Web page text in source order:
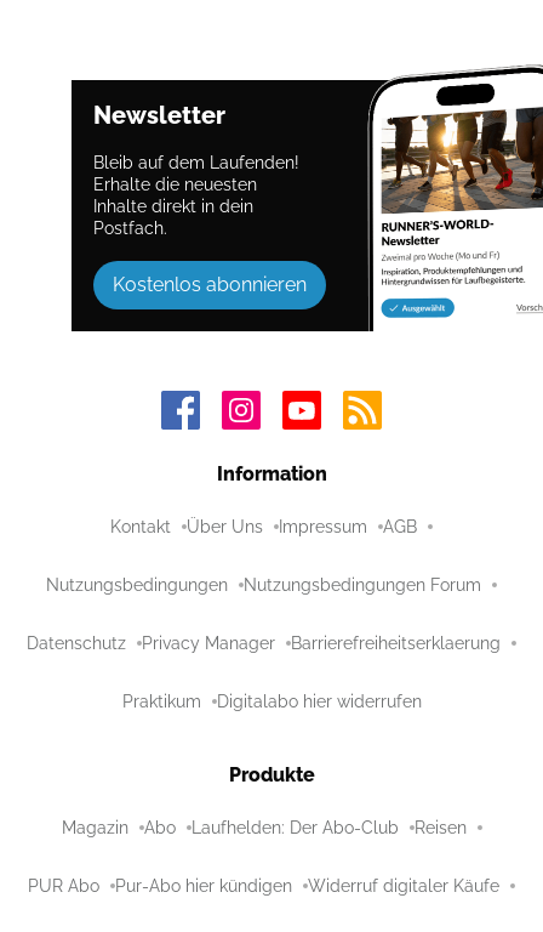
Newsletter
Bleib auf dem Laufenden!
Erhalte die neuesten
Inhalte direkt in dein
Postfach.
Kostenlos abonnieren
Information
Kontakt Über Uns Impressum AGB
Nutzungsbedingungen Nutzungsbedingungen Forum
Datenschutz Privacy Manager Barrierefreiheitserklaerung
Praktikum Digitalabo hier widerrufen
Produkte
Magazin Abo Laufhelden: Der Abo-Club Reisen
PUR Abo Pur-Abo hier kündigen Widerruf digitaler Käufe